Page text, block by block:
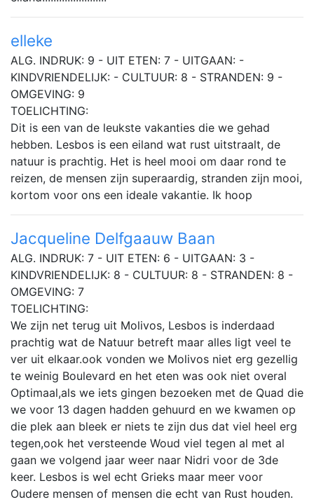
elleke
ALG. INDRUK: 9 - UIT ETEN: 7 - UITGAAN: -
KINDVRIENDELIJK: - CULTUUR: 8 - STRANDEN: 9 -
OMGEVING: 9
TOELICHTING:
Dit is een van de leukste vakanties die we gehad
hebben. Lesbos is een eiland wat rust uitstraalt, de
natuur is prachtig. Het is heel mooi om daar rond te
reizen, de mensen zijn superaardig, stranden zijn mooi,
kortom voor ons een ideale vakantie. Ik hoop
Jacqueline Delfgaauw Baan
ALG. INDRUK: 7 - UIT ETEN: 6 - UITGAAN: 3 -
KINDVRIENDELIJK: 8 - CULTUUR: 8 - STRANDEN: 8 -
OMGEVING: 7
TOELICHTING:
We zijn net terug uit Molivos, Lesbos is inderdaad
prachtig wat de Natuur betreft maar alles ligt veel te
ver uit elkaar.ook vonden we Molivos niet erg gezellig
te weinig Boulevard en het eten was ook niet overal
Optimaal,als we iets gingen bezoeken met de Quad die
we voor 13 dagen hadden gehuurd en we kwamen op
die plek aan bleek er niets te zijn dus dat viel heel erg
tegen,ook het versteende Woud viel tegen al met al
gaan we volgend jaar weer naar Nidri voor de 3de
keer. Lesbos is wel echt Grieks maar meer voor
Oudere mensen of mensen die echt van Rust houden.